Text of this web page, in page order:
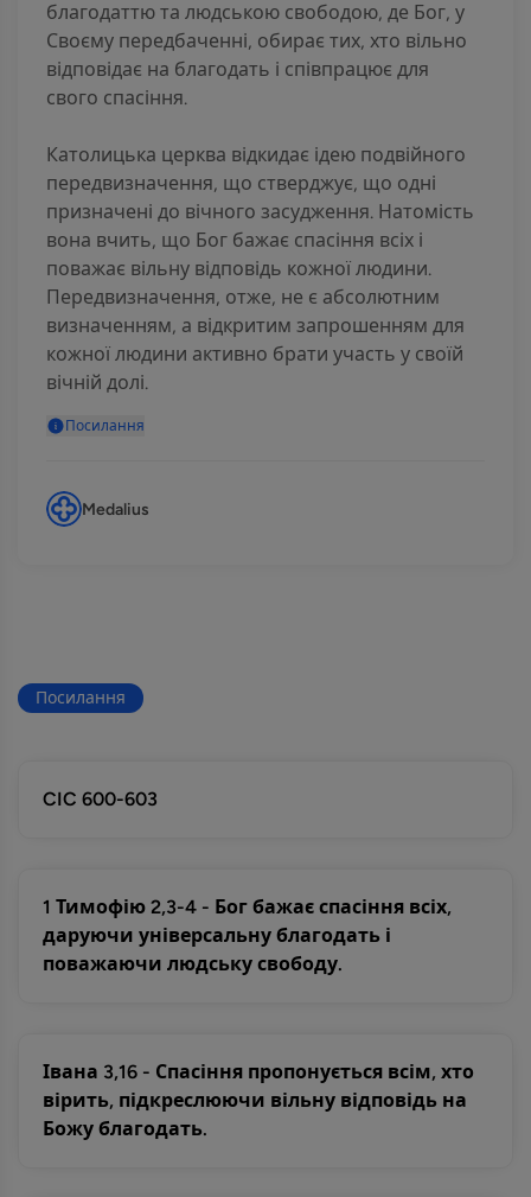
благодаттю та людською свободою, де Бог, у
Своєму передбаченні, обирає тих, хто вільно
відповідає на благодать і співпрацює для
свого спасіння.
Католицька церква відкидає ідею подвійного
передвизначення, що стверджує, що одні
призначені до вічного засудження. Натомість
вона вчить, що Бог бажає спасіння всіх і
поважає вільну відповідь кожної людини.
Передвизначення, отже, не є абсолютним
визначенням, а відкритим запрошенням для
кожної людини активно брати участь у своїй
вічній долі.
Посилання
Medalius
Посилання
CIC 600-603
1 Тимофію 2,3-4 - Бог бажає спасіння всіх,
даруючи універсальну благодать і
поважаючи людську свободу.
Івана 3,16 - Спасіння пропонується всім, хто
вірить, підкреслюючи вільну відповідь на
Божу благодать.